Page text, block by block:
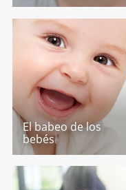
El babeo de los
bebés